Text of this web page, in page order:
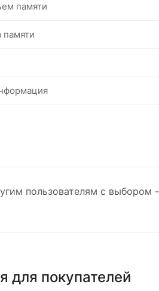
памяти
памяти
пользователям с выбором
для покупателей